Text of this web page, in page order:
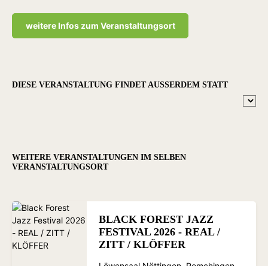
weitere Infos zum Veranstaltungsort
DIESE VERANSTALTUNG FINDET AUSSERDEM STATT
WEITERE VERANSTALTUNGEN IM SELBEN
VERANSTALTUNGSORT
BLACK FOREST JAZZ
FESTIVAL 2026 - REAL /
ZITT / KLÖFFER